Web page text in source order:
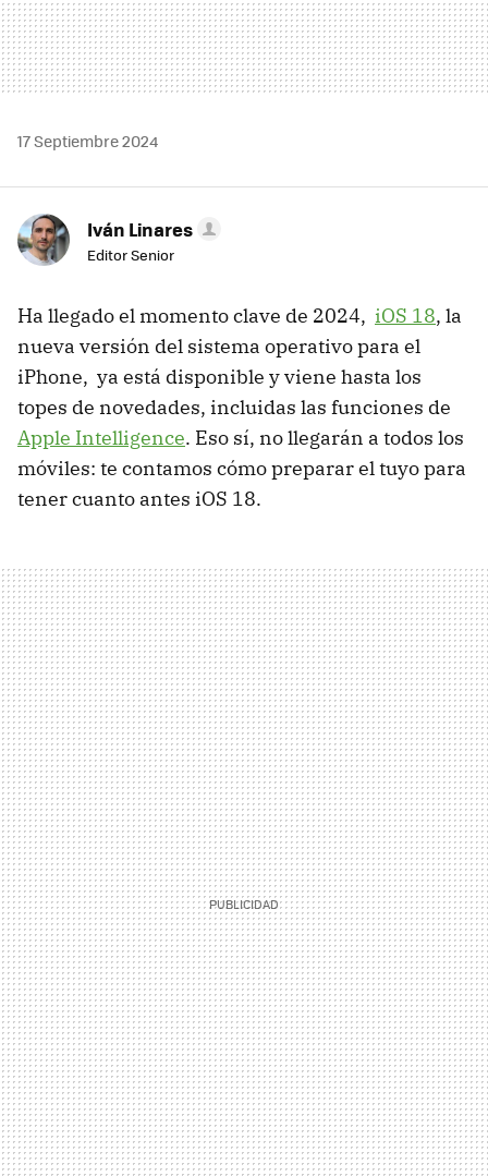
17 Septiembre 2024
Iván Linares
Editor Senior
Ha llegado el momento clave de 2024, iOS 18, la
nueva versión del sistema operativo para el
iPhone, ya está disponible y viene hasta los
topes de novedades, incluidas las funciones de
Apple Intelligence. Eso sí, no llegarán a todos los
móviles: te contamos cómo preparar el tuyo para
tener cuanto antes iOS 18.